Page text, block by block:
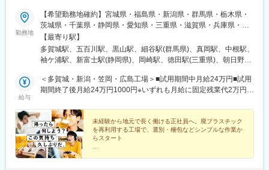
勤務地
【希望勤務地確約】宮城県・福島県・新潟県・群馬県・栃木県・
茨城県・千葉県・静岡県・愛知県・三重県・滋賀県・兵庫県・岡
山県・広島県にあるいずれかの拠点◎基本転勤なし◎マイカー・
バイク・自転車通勤可（駐車場あり／交通費支給）◎U・Iターン
歓迎多賀城工場／宮城県多賀城市宮内2丁目3-3福島工場／福島県
太田工場／群馬県太田市西新町125-5真岡工場／栃木県真岡市鬼怒
ケ丘18番6ひたちなか工場／茨城県ひたちなか市山崎88袖ヶ浦工
番1岡崎工場／愛知県岡崎市下青野町字川原崎18-1鈴鹿工場／三重
県鈴鹿市御薗町鎌田3600番地 33日野工場／滋賀県蒲生郡日野町
大字奥之池渡り山565- 13姫路工場／兵庫県姫路市網干区浜田
1223-27笠岡工場／岡山県笠岡市港町1-26広島工場／広島県廿日
市市峠245番地58受動喫煙対策：屋内禁煙
【最寄り駅】
多賀城駅、五百川駅、黒山駅、細谷駅(群馬県)、真岡駅、中根駅、
袖ケ浦駅、新富士駅(静岡県)、岡崎駅、徳田駅(三重県)、朝日野
給与
＜多賀城・新潟・笠岡・広島工場＞■試用期間中月給24万円■試用
期間終了後月給24万円1000円※いずれも月給に固定残業代2万円
中月給28万5000円■試用期間終了後月給28万6000円※いずれも月
給に固定残業代2万円（月9時間分）＋一律技能手当5万円＋一律
特別勤務手当4万5000円含む＜太田・真岡・ひたちなか・富士・
岡崎・鈴鹿・日野・姫路工場＞■試用期間中月給26万5000円■試用
期間終了後月給26万6000円※いずれも月給に固定残業代2万円（月
未経験から地元で長く働ける正社員へ。廃プラスチック
を再利用する工場で、選別・梱包などシンプルな作業か
らスタート